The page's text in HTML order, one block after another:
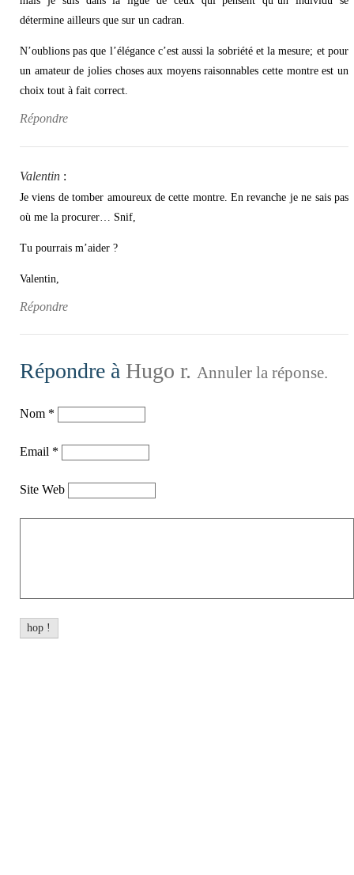
détermine ailleurs que sur un cadran.
N’oublions pas que l’élégance c’est aussi la sobriété et la mesure; et pour
un amateur de jolies choses aux moyens raisonnables cette montre est un
choix tout à fait correct.
Répondre
Valentin :
Je viens de tomber amoureux de cette montre. En revanche je ne sais pas
où me la procurer… Snif,
Tu pourrais m’aider ?
Valentin,
Répondre
Répondre à Hugo r. Annuler la réponse.
Nom *
Email *
Site Web